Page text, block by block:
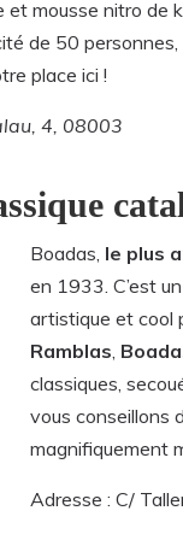
et mousse nitro de
de 50 personnes,
place ici !
4, 08003
Boadas, le plus
en 1933. C’est
artistique et cool
Ramblas,
classiques,
vous conseillons
magnifiquement
Adresse : C/